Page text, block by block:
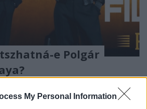
My Personal Information
e Polgár